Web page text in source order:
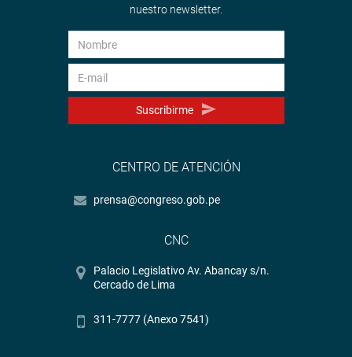
nuestro newsletter.
Suscribirme
CENTRO DE ATENCIÓN
prensa@congreso.gob.pe
CNC
Palacio Legislativo Av. Abancay s/n.
Cercado de Lima
311-7777 (Anexo 7541)